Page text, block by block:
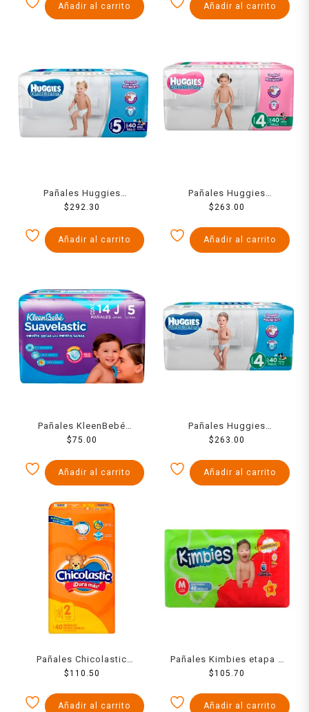
Añadir al carrito Añadir al carrito
Pañales Huggies
UltraConfort etapa 5 niño
$ 292.30
Añadir al carrito
Pañales Huggies
UltraConfort etapa 4 niña
$ 263.00
Añadir al carrito
Pañales KleenBebé
Absorsec etapa 5 talla
$75.00
Añadir al carrito
Pañales Huggies
UltraConfort etapa 4 niño
$263.00
Añadir al carrito
Pañales Chicolastic
Classic talla 2 chico
$110.50
Añadir al carrito
Pañales Kimbies etapa 3
talla mediana 40 piezas
$105.70
Añadir al carrito